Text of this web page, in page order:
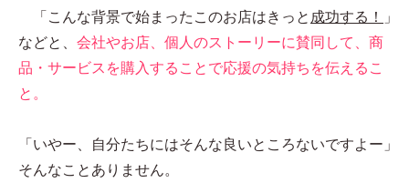
「こんな背景で始まったこのお店はきっと 成功する！
」
などと、 会社やお店、個人のストーリーに賛同して、商
品・サービスを購入することで応援の気持ちを伝えるこ
と。
「いやー、自分たちにはそんな良いところないですよー」
そんなことありません。